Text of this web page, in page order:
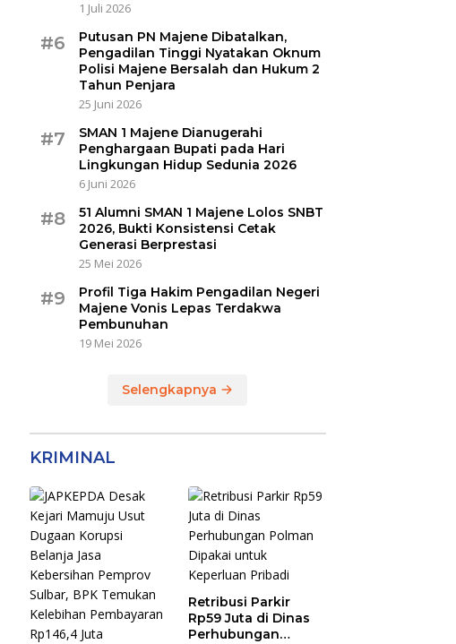
1 Juli 2026
#6
Putusan PN Majene Dibatalkan,
Pengadilan Tinggi Nyatakan Oknum
Polisi Majene Bersalah dan Hukum 2
Tahun Penjara
25 Juni 2026
#7
SMAN 1 Majene Dianugerahi
Penghargaan Bupati pada Hari
Lingkungan Hidup Sedunia 2026
6 Juni 2026
#8
51 Alumni SMAN 1 Majene Lolos SNBT
2026, Bukti Konsistensi Cetak
Generasi Berprestasi
25 Mei 2026
#9
Profil Tiga Hakim Pengadilan Negeri
Majene Vonis Lepas Terdakwa
Pembunuhan
19 Mei 2026
Selengkapnya
KRIMINAL
Retribusi Parkir
Rp59 Juta di Dinas
Perhubungan